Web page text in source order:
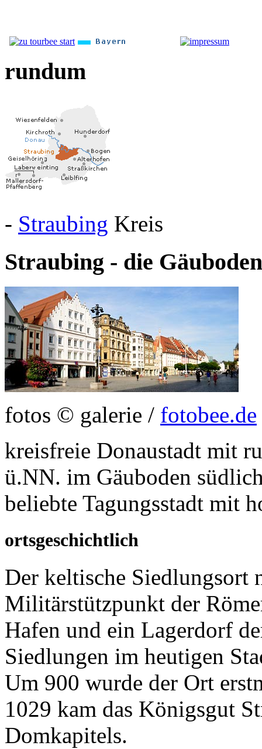
rundum
- Straubing Kreis
Straubing - die
fotos © galerie / fotobee.de
kreisfreie Donaustadt mit
ü.NN. im Gäuboden
beliebte Tagungsstadt mit
ortsgeschichtlich
Der keltische Siedlungsort
Militärstützpunkt der
Hafen und ein Lagerdorf
Siedlungen im heutigen
Um 900 wurde der Ort
1029 kam das Königsgut
Domkapitels.